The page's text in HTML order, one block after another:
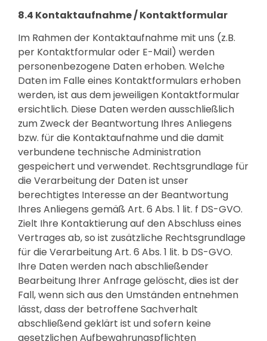
8.4 Kontaktaufnahme / Kontaktformular
Im Rahmen der Kontaktaufnahme mit uns (z.B.
per Kontaktformular oder E-Mail) werden
personenbezogene Daten erhoben. Welche
Daten im Falle eines Kontaktformulars erhoben
werden, ist aus dem jeweiligen Kontaktformular
ersichtlich. Diese Daten werden ausschließlich
zum Zweck der Beantwortung Ihres Anliegens
bzw. für die Kontaktaufnahme und die damit
verbundene technische Administration
gespeichert und verwendet. Rechtsgrundlage für
die Verarbeitung der Daten ist unser
berechtigtes Interesse an der Beantwortung
Ihres Anliegens gemäß Art. 6 Abs. 1 lit. f DS-GVO.
Zielt Ihre Kontaktierung auf den Abschluss eines
Vertrages ab, so ist zusätzliche Rechtsgrundlage
für die Verarbeitung Art. 6 Abs. 1 lit. b DS-GVO.
Ihre Daten werden nach abschließender
Bearbeitung Ihrer Anfrage gelöscht, dies ist der
Fall, wenn sich aus den Umständen entnehmen
lässt, dass der betroffene Sachverhalt
abschließend geklärt ist und sofern keine
gesetzlichen Aufbewahrungspflichten